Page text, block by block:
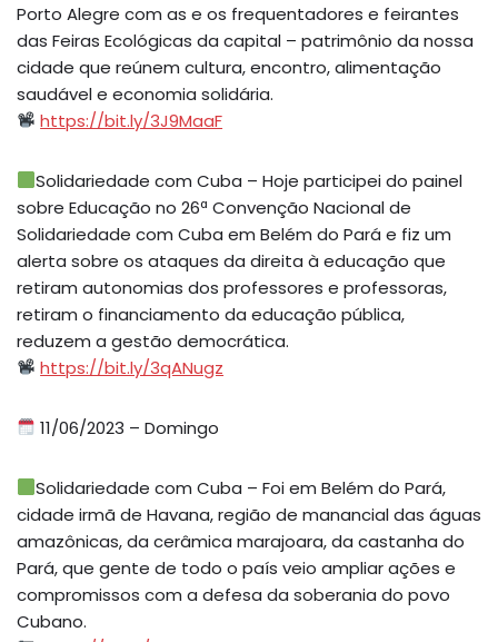
Porto Alegre com as e os frequentadores e feirantes
das Feiras Ecológicas da capital – patrimônio da nossa
cidade que reúnem cultura, encontro, alimentação
saudável e economia solidária.
https://bit.ly/3J9MaaF
Solidariedade com Cuba – Hoje participei do painel
sobre Educação no 26ª Convenção Nacional de
Solidariedade com Cuba em Belém do Pará e fiz um
alerta sobre os ataques da direita à educação que
retiram autonomias dos professores e professoras,
retiram o financiamento da educação pública,
reduzem a gestão democrática.
https://bit.ly/3qANugz
11/06/2023 – Domingo
Solidariedade com Cuba – Foi em Belém do Pará,
cidade irmã de Havana, região de manancial das águas
amazônicas, da cerâmica marajoara, da castanha do
Pará, que gente de todo o país veio ampliar ações e
compromissos com a defesa da soberania do povo
Cubano.